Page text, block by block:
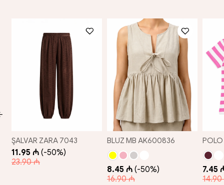
ŞALVAR ZARA 7043
11.95 ₼ (-50%)
23.90 ₼
BLUZ MB AK600836
8.45 ₼ (-50%)
16.90 ₼
7.45